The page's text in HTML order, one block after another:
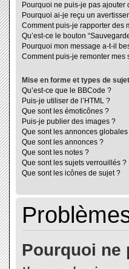
Pourquoi ne puis-je pas ajouter
Pourquoi ai-je reçu un
Comment puis-je rapporter des
Qu’est-ce le bouton
Pourquoi mon message a-t-il
Comment puis-je remonter mes
Mise en forme et types de
Qu’est-ce que le BBCode ?
Puis-je utiliser de l’HTML ?
Que sont les émoticônes ?
Puis-je publier des images ?
Que sont les annonces globales
Que sont les annonces ?
Que sont les notes ?
Que sont les sujets verrouillés ?
Que sont les icônes de sujet ?
Pourquoi ne